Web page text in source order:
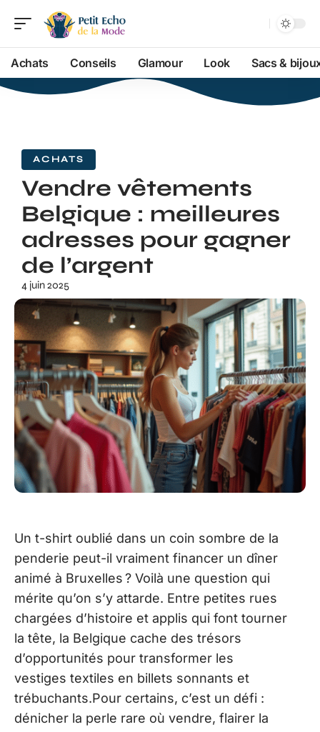
Achats Conseils Glamour Look Sacs &
ACHATS
Vendre vêtements
Belgique : meilleures
adresses pour gagner
de l’argent
4 juin 2025
Un t-shirt oublié dans un coin sombre de la
penderie peut-il vraiment financer un dîner
animé à Bruxelles ? Voilà une question qui
mérite qu’on s’y attarde. Entre petites rues
chargées d’histoire et applis qui font tourner
la tête, la Belgique cache des trésors
d’opportunités pour transformer les
vestiges textiles en billets sonnants et
trébuchants.Pour certains, c’est un défi :
dénicher la perle rare où vendre, flairer la